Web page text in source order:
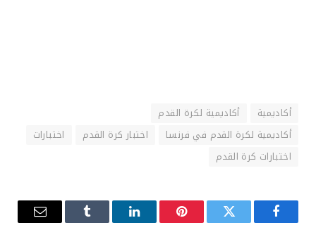
أكاديمية
أكاديمية لكرة القدم
أكاديمية لكرة القدم في فرنسا
اختبار كرة القدم
اختبارات
اختبارات كرة القدم
فيسبوك تويتر بينتيريستلينكدإن Tumblr البريد